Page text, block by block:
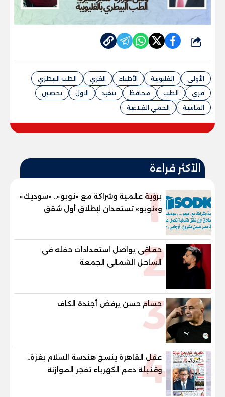
شارك
الأولى القليوبية الأطباء القري
الطب البيطري
قري
الطب محافظ تنفيذ الاول
تحصين
الماشية
الحمي القلاعية
الأكثر قراءة
1
برؤية عالمية وشراكة مع «نوبو».. «سوديك»
و«نوبو» تستعدان لإطلاق أول شقق
فندقية تحمل علامة "نوبو" العالمية في
2
حماقى يواصل استعدادات حفله فى
الساحل الشمالى الجمعة
3
حسام حسن يرفض أجندة الكاف
4
عقل القاهرة ينسج هندسة السلام بغزة..
وقنبلة دعم الكهرباء تفجر الموازنة